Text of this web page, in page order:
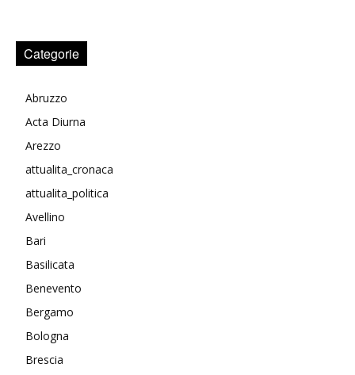
Categorie
Abruzzo
Acta Diurna
Arezzo
attualita_cronaca
attualita_politica
Avellino
Bari
Basilicata
Benevento
Bergamo
Bologna
Brescia